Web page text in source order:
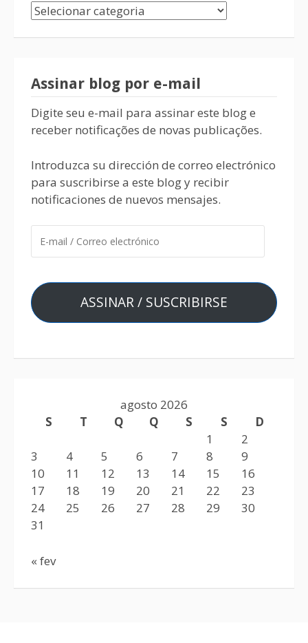
Assinar blog por e-mail
Digite seu e-mail para assinar este blog e
receber notificações de novas publicações.
Introduzca su dirección de correo electrónico
para suscribirse a este blog y recibir
notificaciones de nuevos mensajes.
ASSINAR / SUSCRIBIRSE
agosto 2026
S
T Q Q S S
D
1
2
3
4 5 6 7 8
9
10
11 12 13 14 15
16
17
18 19 20 21 22
23
24
25 26 27 28 29
30
31
« fev